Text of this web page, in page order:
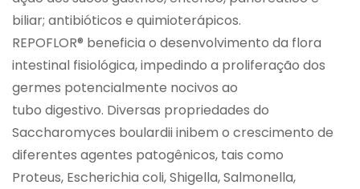
biliar; antibióticos e quimioterápicos.
REPOFLOR® beneficia o desenvolvimento da flora
intestinal fisiológica, impedindo a proliferação dos
germes potencialmente nocivos ao
tubo digestivo. Diversas propriedades do
Saccharomyces boulardii inibem o crescimento de
diferentes agentes patogênicos, tais como
Proteus, Escherichia coli, Shigella, Salmonella,